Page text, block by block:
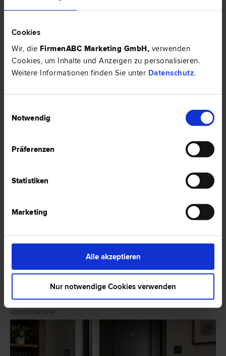
Cookies
Wir, die FirmenABC Marketing GmbH, verwenden
Cookies, um Inhalte und Anzeigen zu personalisieren.
Weitere Informationen finden Sie unter Datenschutz.
Notwendig
Präferenzen
Statistiken
Marketing
Alle akzeptieren
Nur notwendige Cookies verwenden
8530 Deutschlandsberg
0 Bewertungen
recht | Verkehrs­recht | Straf­recht | Scheidungs­recht
Rechtsnews & Expertentipps